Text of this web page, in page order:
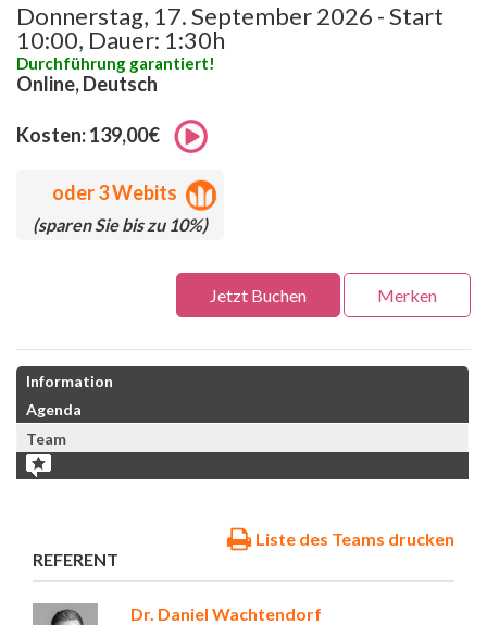
Donnerstag, 17. September 2026 - Start
10:00, Dauer: 1:30h
Durchführung garantiert!
Online, Deutsch
Kosten: 139,00€
oder3 Webits
(sparen Sie bis zu 10%)
Jetzt Buchen Merken
Information
Agenda
Team
Liste des Teams drucken
REFERENT
Dr. Daniel Wachtendorf